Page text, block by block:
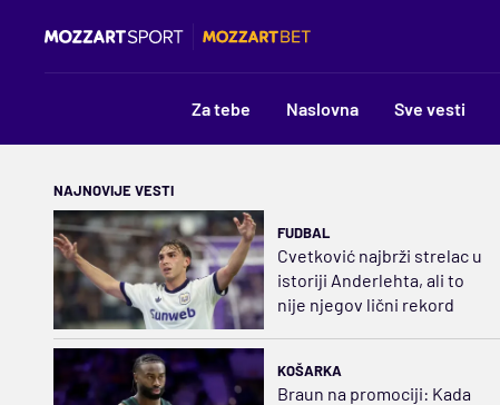
Za tebe Naslovna Sve vesti
NAJNOVIJE VESTI
FUDBAL
Cvetković najbrži strelac u
istoriji Anderlehta, ali to
nije njegov lični rekord
KOŠARKA
Braun na promociji: Kada